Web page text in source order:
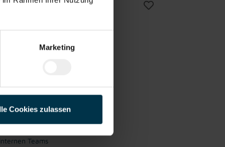
Marketing
Cookies zulassen
w/d)
Vollzeit
ab sofort
Teams